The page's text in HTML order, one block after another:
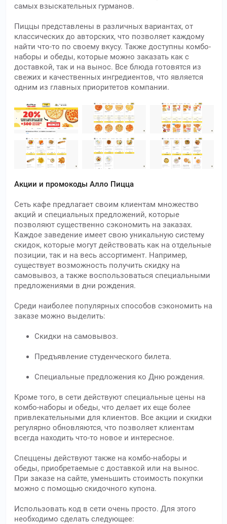
самых взыскательных гурманов.
Пиццы представлены в различных вариантах, от
классических до авторских, что позволяет каждому
найти что-то по своему вкусу. Также доступны комбо-
наборы и обеды, которые можно заказать как с
доставкой, так и на вынос. Все блюда готовятся из
свежих и качественных ингредиентов, что является
одним из главных приоритетов компании.
Акции и промокоды Алло Пицца
Сеть кафе предлагает своим клиентам множество
акций и специальных предложений, которые
позволяют существенно сэкономить на заказах.
Каждое заведение имеет свою уникальную систему
скидок, которые могут действовать как на отдельные
позиции, так и на весь ассортимент. Например,
существует возможность получить скидку на
самовывоз, а также воспользоваться специальными
предложениями в дни рождения.
Среди наиболее популярных способов сэкономить на
заказе можно выделить:
Скидки на самовывоз.
Предъявление студенческого билета.
Специальные предложения ко Дню рождения.
Кроме того, в сети действуют специальные цены на
комбо-наборы и обеды, что делает их еще более
привлекательными для клиентов. Все акции и скидки
регулярно обновляются, что позволяет клиентам
всегда находить что-то новое и интересное.
Спеццены действуют также на комбо-наборы и
обеды, приобретаемые с доставкой или на вынос.
При заказе на сайте, уменьшить стоимость покупки
можно с помощью скидочного купона.
Использовать код в сети очень просто. Для этого
необходимо сделать следующее: